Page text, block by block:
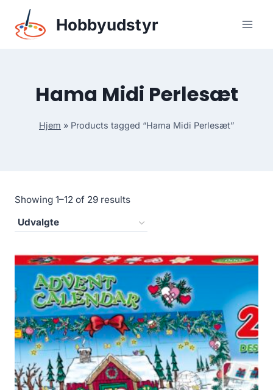
content
Hobbyudstyr
Hama Midi Perlesæt
Hjem » Products tagged “Hama Midi Perlesæt”
Showing 1–12 of 29 results